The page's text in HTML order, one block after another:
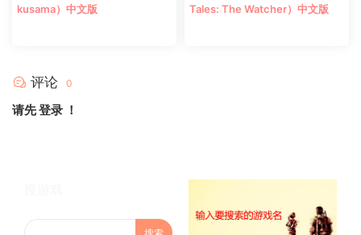
kusama）中文版
Tales: The Watcher）中文版
评论 0
请先登录 ！